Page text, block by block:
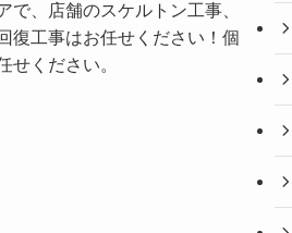
で、店舗のスケルトン工事、
復工事はお任せください！個
せください。